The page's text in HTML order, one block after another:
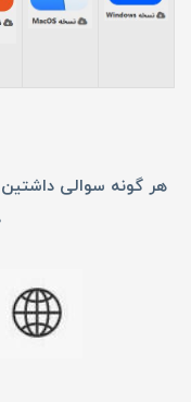
هر گونه سوالی داشتین